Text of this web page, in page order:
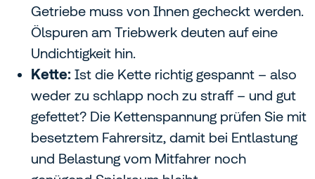
Getriebe muss von Ihnen gecheckt werden.
Ölspuren am Triebwerk deuten auf eine
Undichtigkeit hin.
Kette: Ist die Kette richtig gespannt – also
weder zu schlapp noch zu straff – und gut
gefettet? Die Kettenspannung prüfen Sie mit
besetztem Fahrersitz, damit bei Entlastung
und Belastung vom Mitfahrer noch